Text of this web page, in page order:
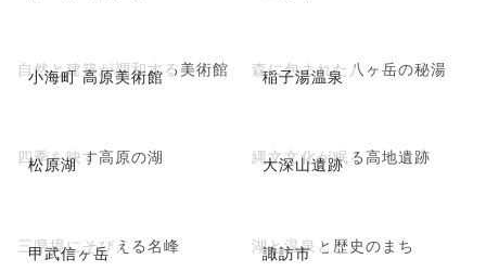
小海町 高原美術館
自然と建築が調和する美術館 稲子湯温泉
森に包まれた八ヶ岳の秘湯
松原湖
四季を映す高原の湖 大深山遺跡
縄文文化が眠る高地遺跡
甲武信ヶ岳
三県境にそびえる名峰 諏訪市
湖と温泉と歴史のまち